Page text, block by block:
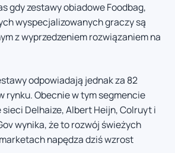
gdy zestawy obiadowe Foodbag,
wyspecjalizowanych graczy są
z wyprzedzeniem rozwiązaniem na
odpowiadają jednak za 82
rynku. Obecnie w tym segmencie
sieci Delhaize, Albert Heijn, Colruyt i
wynika, że to rozwój świeżych
napędza dziś wzrost